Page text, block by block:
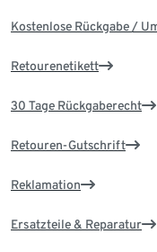
Kostenlose Rückgabe /
Retourenetikett
30 Tage Rückgaberecht
Retouren-Gutschrift
Reklamation
Ersatzteile & Reparatur